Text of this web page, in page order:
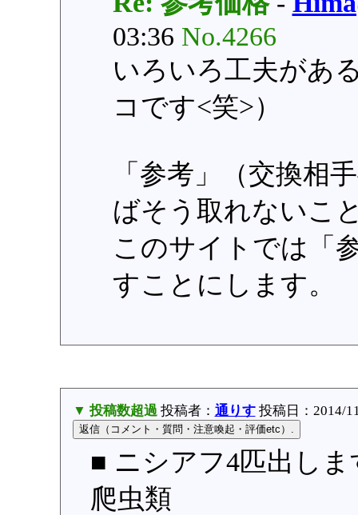
03:36 No.4266
いろいろ工夫があ
コです<笑>）
「参考」（交換相
ばそう取れないこ
このサイトでは「
すことにします。
▼ 投稿数超過投稿者： 通りす投稿日：2014/
■ ニシアフ4匹出し
爬虫類